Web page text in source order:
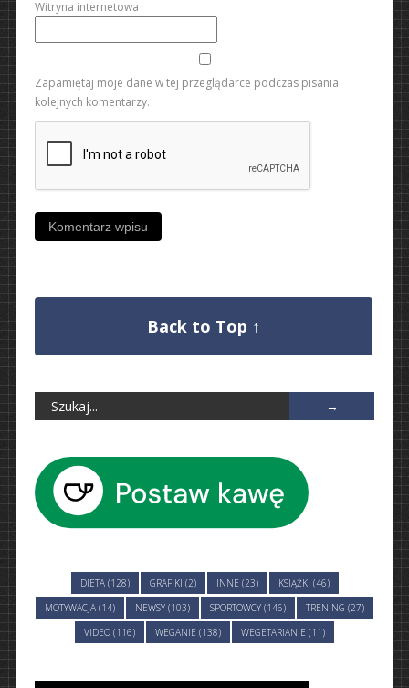
Witryna internetowa
Zapamiętaj moje dane w tej przeglądarce podczas pisania
kolejnych komentarzy.
Back to Top ↑
DIETA (128) GRAFIKI (2) INNE (23)
KSIĄŻKI (46)
MOTYWACJA (14)
NEWSY (103) SPORTOWCY (146)
TRENING (27)
VIDEO (116)
WEGANIE (138) WEGETARIANIE (11)